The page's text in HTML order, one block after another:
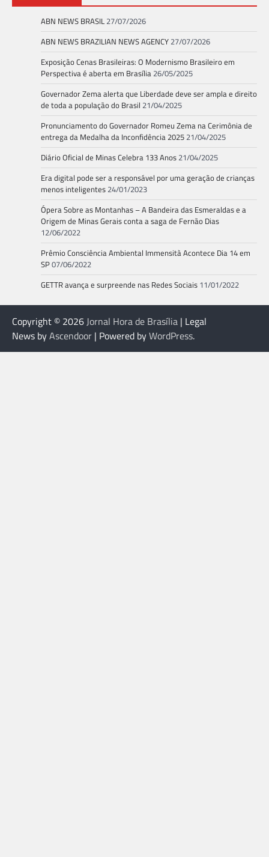
ABN NEWS BRASIL 27/07/2026
ABN NEWS BRAZILIAN NEWS AGENCY 27/07/2026
Exposição Cenas Brasileiras: O Modernismo Brasileiro em
Perspectiva é aberta em Brasília 26/05/2025
Governador Zema alerta que Liberdade deve ser ampla e direito
de toda a população do Brasil 21/04/2025
Pronunciamento do Governador Romeu Zema na Cerimônia de
entrega da Medalha da Inconfidência 2025 21/04/2025
Diário Oficial de Minas Celebra 133 Anos 21/04/2025
Era digital pode ser a responsável por uma geração de crianças
menos inteligentes 24/01/2023
Ópera Sobre as Montanhas – A Bandeira das Esmeraldas e a
Origem de Minas Gerais conta a saga de Fernão Dias
12/06/2022
Prêmio Consciência Ambiental Immensità Acontece Dia 14 em
SP07/06/2022
GETTR avança e surpreende nas Redes Sociais 11/01/2022
Copyright © 2026Jornal Hora de Brasília | Legal
News byAscendoor | Powered byWordPress.